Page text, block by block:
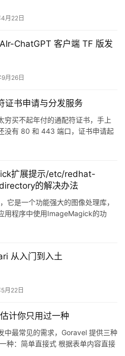
月22日
ChatGPT 客户端 TF 版发
月26日
证书申请与分发服务
穷买不起年付的通配符证书，手上
没有 80 和 443 端口，证书申请起
扩展提示/etc/redhat-
的解决办法
是一个功能强大的图像处理库，
用程序中使用ImageMagick的功
从入门到入土
月22日
计你只用过一种
中最常见的需求，Goravel 提供三种
种：简单直接式 根据表单内容直接